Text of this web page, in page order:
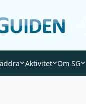
Aktivitet Om SG